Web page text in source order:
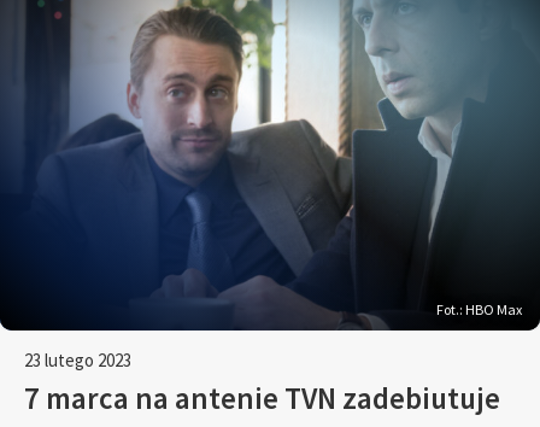
Fot.: HBO Max
23 lutego 2023
7 marca na antenie TVN zadebiutuje